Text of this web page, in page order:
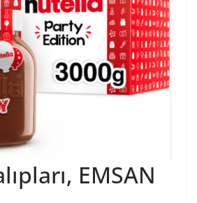
EMSAN